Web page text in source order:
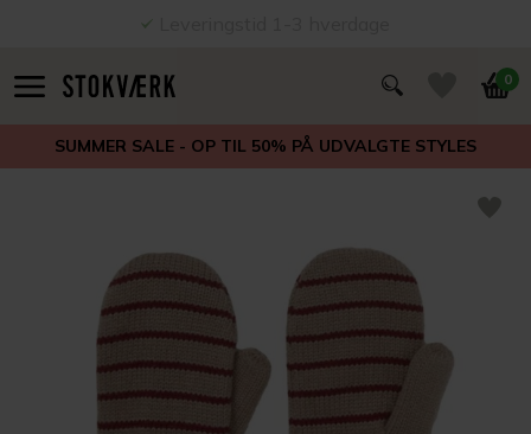
0
SUMMER SALE - OP TIL 50% PÅ UDVALGTE STYLES